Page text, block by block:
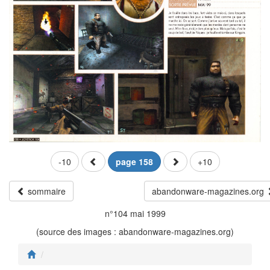
-10 page 158 +10
sommaire
abandonware-magazines.org
n°104 mai 1999
(source des images : abandonware-magazines.org)